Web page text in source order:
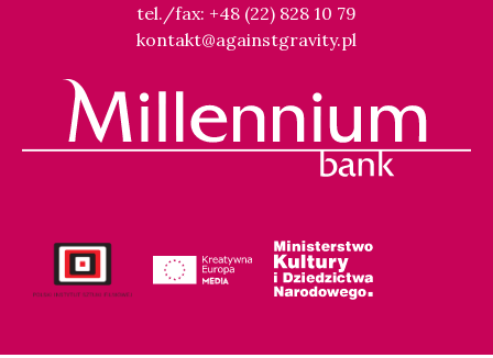
tel./fax: +48 (22) 828 10 79
kontakt@againstgravity.pl